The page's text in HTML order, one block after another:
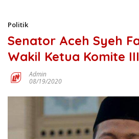
Politik
Senator Aceh Syeh
Wakil Ketua Komite
Admin
08/19/2020